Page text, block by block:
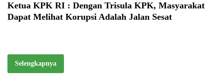
Ketua KPK RI : Dengan Trisula KPK, Masyarakat
Dapat Melihat Korupsi Adalah Jalan Sesat
Selengkapnya